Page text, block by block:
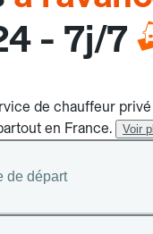
- 7j/7
de chauffeur
en France.
Voir